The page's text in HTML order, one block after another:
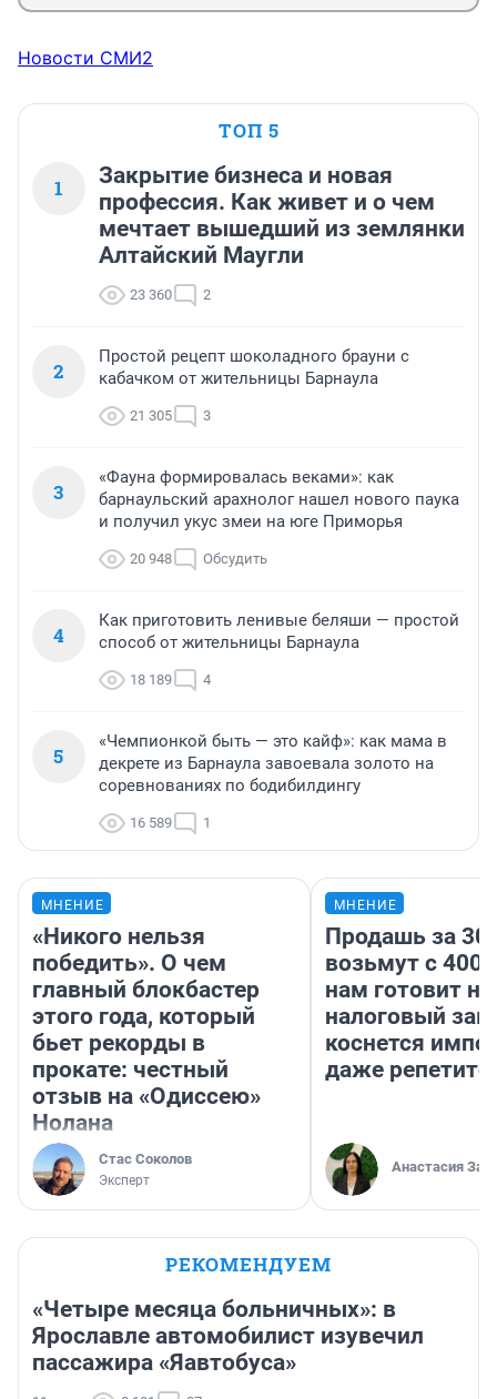
Новости СМИ2
ТОП 5
1
Закрытие бизнеса и новая
профессия. Как живет и о чем
мечтает вышедший из землянки
Алтайский Маугли
23 360 2
2
Простой рецепт шоколадного брауни с
кабачком от жительницы Барнаула
21 305 3
3
«Фауна формировалась веками»: как
барнаульский арахнолог нашел нового паука
и получил укус змеи на юге Приморья
20 948 Обсудить
4
Как приготовить ленивые беляши — простой
способ от жительницы Барнаула
18 189 4
5
«Чемпионкой быть — это кайф»: как мама в
декрете из Барнаула завоевала золото на
соревнованиях по бодибилдингу
16 589 1
МНЕНИЕ
«Никого нельзя
победить». О чем
главный блокбастер
этого года, который
бьет рекорды в
прокате: честный
отзыв на «Одиссею»
Нолана
Стас Соколов
Эксперт
МНЕНИЕ
Продашь за
возьмут с
нам готовит
налоговый
коснется
даже
Анастасия
РЕКОМЕНДУЕМ
«Четыре месяца больничных»: в
Ярославле автомобилист изувечил
пассажира «Яавтобуса»